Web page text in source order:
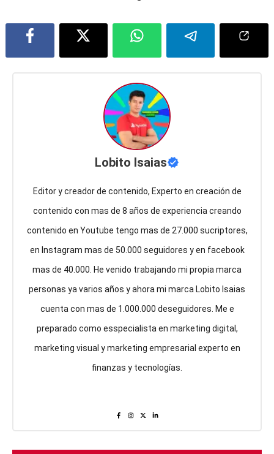
Lobito Isaias
Editor y creador de contenido, Experto en creación de
contenido con mas de 8 años de experiencia creando
contenido en Youtube tengo mas de 27.000 sucriptores,
en Instagram mas de 50.000 seguidores y en facebook
mas de 40.000. He venido trabajando mi propia marca
personas ya varios años y ahora mi marca Lobito Isaias
cuenta con mas de 1.000.000 deseguidores. Me e
preparado como esspecialista en marketing digital,
marketing visual y marketing empresarial experto en
finanzas y tecnologías.